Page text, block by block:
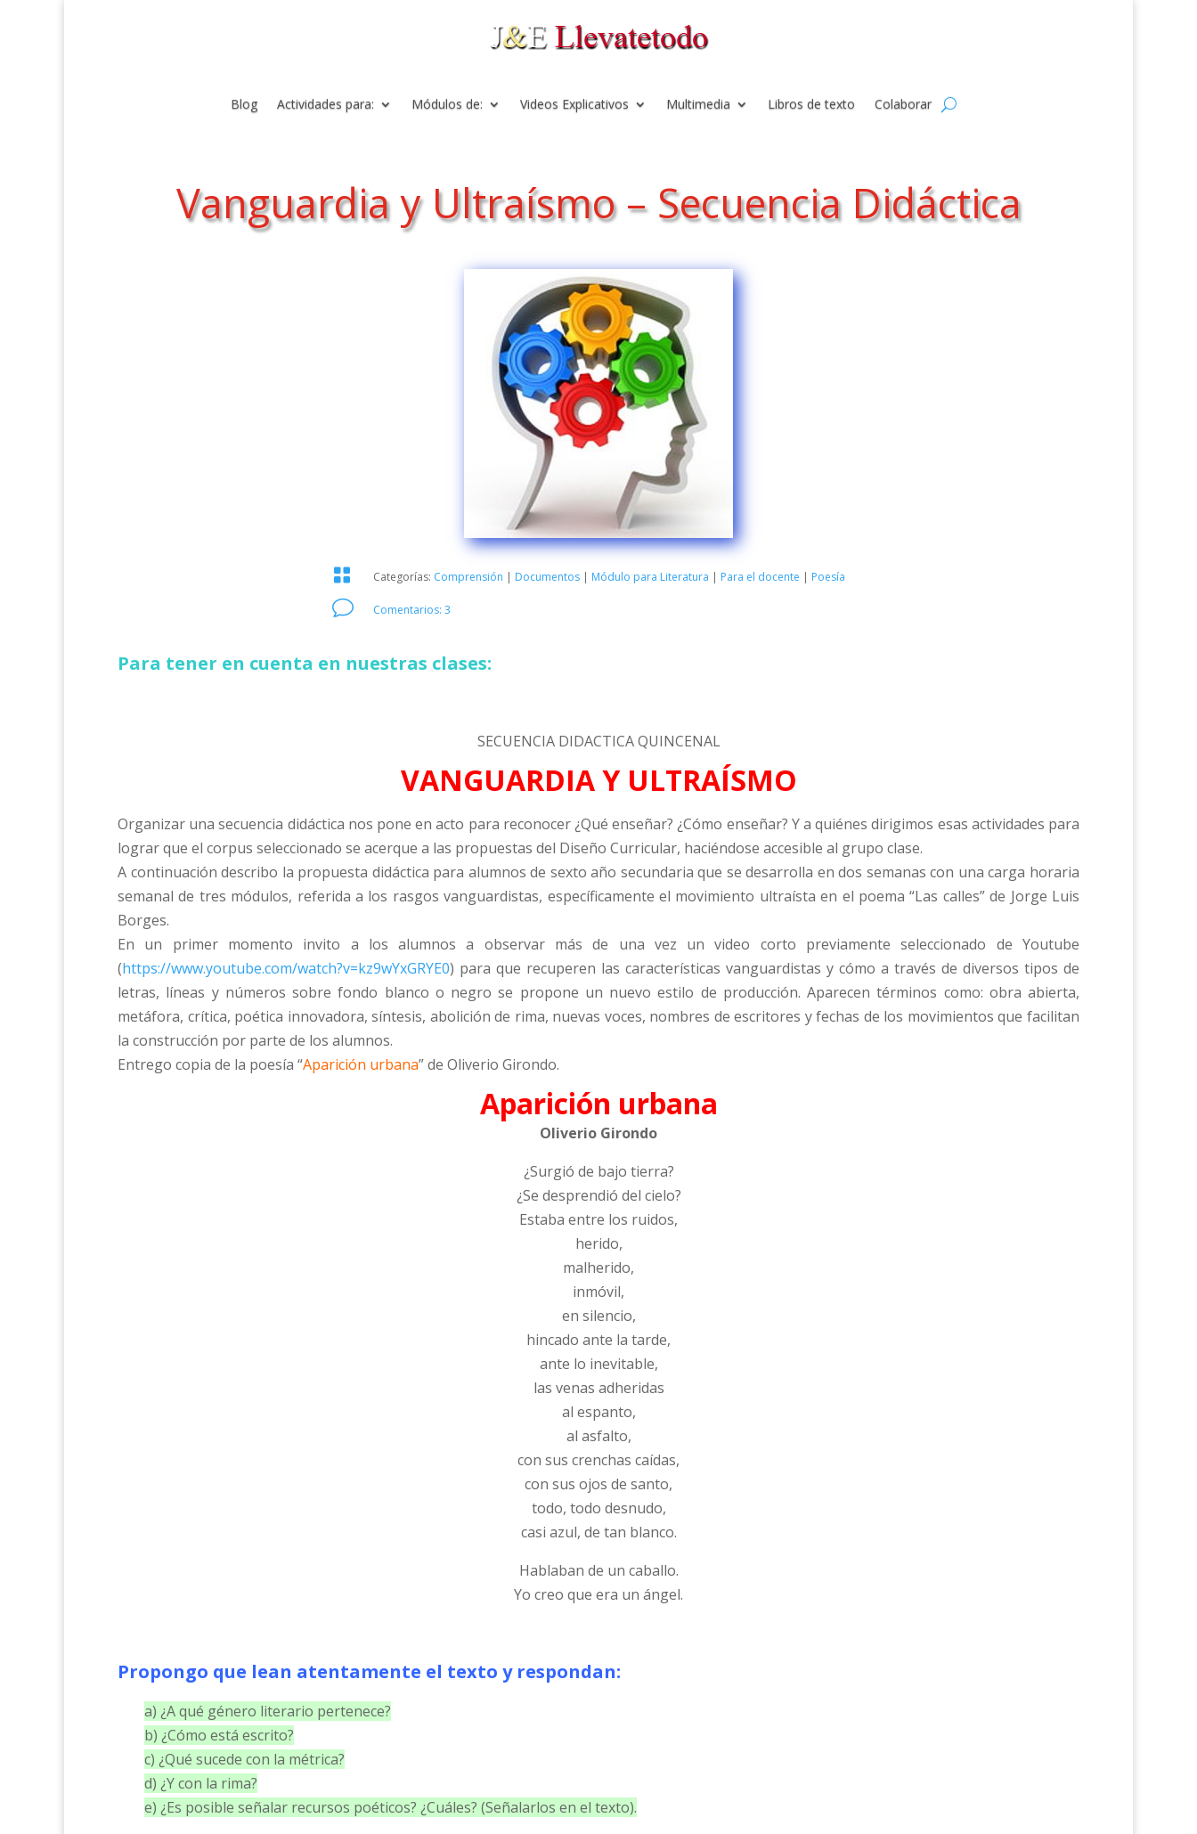
Blog Actividades para: Módulos de: Videos Explicativos Multimedia Libros de texto Colaborar
Vanguardia y Ultraísmo – Secuencia Didáctica
 Categorías: Comprensión | Documentos | Módulo para Literatura | Para el docente | Poesía
v Comentarios: 3
Para tener en cuenta en nuestras clases:
SECUENCIA DIDACTICA QUINCENAL
VANGUARDIA Y ULTRAÍSMO
Organizar una secuencia didáctica nos pone en acto para reconocer ¿Qué enseñar? ¿Cómo enseñar? Y a quiénes dirigimos esas actividades para
lograr que el corpus seleccionado se acerque a las propuestas del Diseño Curricular, haciéndose accesible al grupo clase.
A continuación describo la propuesta didáctica para alumnos de sexto año secundaria que se desarrolla en dos semanas con una carga horaria
semanal de tres módulos, referida a los rasgos vanguardistas, específicamente el movimiento ultraísta en el poema “Las calles” de Jorge Luis
Borges.
En un primer momento invito a los alumnos a observar más de una vez un video corto previamente seleccionado de Youtube
(https://www.youtube.com/watch?v=kz9wYxGRYE0) para que recuperen las características vanguardistas y cómo a través de diversos tipos de
letras, líneas y números sobre fondo blanco o negro se propone un nuevo estilo de producción. Aparecen términos como: obra abierta,
metáfora, crítica, poética innovadora, síntesis, abolición de rima, nuevas voces, nombres de escritores y fechas de los movimientos que facilitan
la construcción por parte de los alumnos.
Entrego copia de la poesía “Aparición urbana” de Oliverio Girondo.
Aparición urbana
Oliverio Girondo
¿Surgió de bajo tierra?
¿Se desprendió del cielo?
Estaba entre los ruidos,
herido,
malherido,
inmóvil,
en silencio,
hincado ante la tarde,
ante lo inevitable,
las venas adheridas
al espanto,
al asfalto,
con sus crenchas caídas,
con sus ojos de santo,
todo, todo desnudo,
casi azul, de tan blanco.
Hablaban de un caballo.
Yo creo que era un ángel.
Propongo que lean atentamente el texto y respondan:
a) ¿A qué género literario pertenece?
b) ¿Cómo está escrito?
c) ¿Qué sucede con la métrica?
d) ¿Y con la rima?
e) ¿Es posible señalar recursos poéticos? ¿Cuáles? (Señalarlos en el texto).